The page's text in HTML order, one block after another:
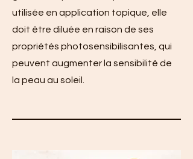
utilisée en application topique, elle
doit être diluée en raison de ses
propriétés photosensibilisantes, qui
peuvent augmenter la sensibilité de
la peau au soleil.